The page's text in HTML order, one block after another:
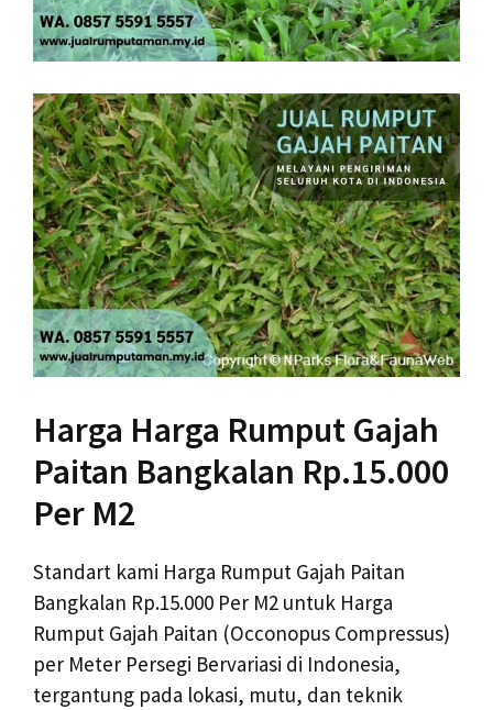
Harga Harga Rumput Gajah
Paitan Bangkalan Rp.15.000
Per M2
Standart kami Harga Rumput Gajah Paitan
Bangkalan Rp.15.000 Per M2 untuk Harga
Rumput Gajah Paitan (Occonopus Compressus)
per Meter Persegi Bervariasi di Indonesia,
tergantung pada lokasi, mutu, dan teknik